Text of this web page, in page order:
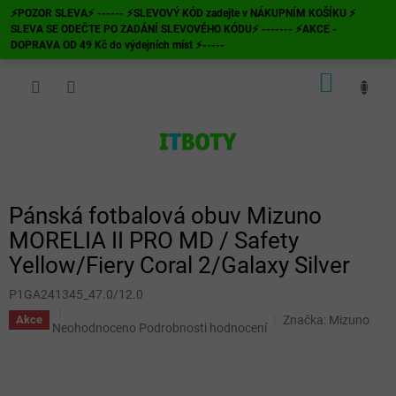
Přejít
na
obsah
⚡POZOR SLEVA⚡ ------ ⚡SLEVOVÝ KÓD zadejte v NÁKUPNÍM KOŠÍKU ⚡
SLEVA SE ODEČTE PO ZADÁNÍ SLEVOVÉHO KÓDU⚡ ------- ⚡AKCE -
DOPRAVA OD 49 Kč do výdejních míst ⚡-----
Pánská fotbalová obuv Mizuno
MORELIA II PRO MD / Safety
Yellow/Fiery Coral 2/Galaxy Silver
P1GA241345_47.0/12.0
Akce
Průměrné
Neohodnoceno Podrobnosti hodnocení
Značka: Mizuno